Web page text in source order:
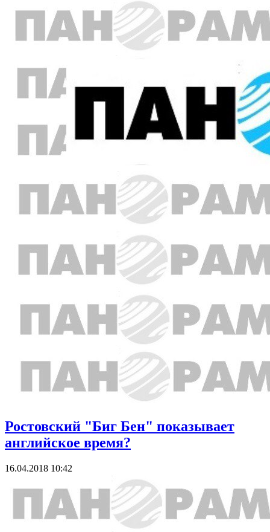
Ростовский "Биг Бен" показывает
английское время?
16.04.2018 10:42